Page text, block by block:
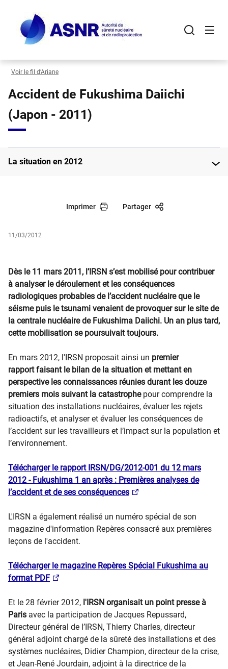
contenu
principal
Voir le fil d’Ariane
Accident de Fukushima Daiichi
(Japon - 2011)
La situation en 2012
Imprimer Partager
11/03/2012
Dès le 11 mars 2011, l’IRSN s’est mobilisé pour contribuer
à analyser le déroulement et les conséquences
radiologiques probables de l’accident nucléaire que le
séisme puis le tsunami venaient de provoquer sur le site de
la centrale nucléaire de Fukushima Daiichi. Un an plus tard,
cette mobilisation se poursuivait toujours.
En mars 2012, l'IRSN proposait ainsi un premier
rapport faisant le bilan de la situation et mettant en
perspective les connaissances réunies durant les douze
premiers mois suivant la catastrophe pour comprendre la
situation des installations nucléaires, évaluer les rejets
radioactifs, et analyser et évaluer les conséquences de
l’accident sur les travailleurs et l’impact sur la population et
l’environnement.
Télécharger le rapport IRSN/DG/2012-001 du 12 mars
2012 - Fukushima 1 an après : Premières analyses de
l’accident et de ses conséquences
L'IRSN a également réalisé un numéro spécial de son
magazine d'information Repères consacré aux premières
leçons de l'accident.
Télécharger le magazine Repères Spécial Fukushima au
format PDF
Et le 28 février 2012, l'IRSN organisait un point presse à
Paris avec la participation de Jacques Repussard,
Directeur général de l’IRSN, Thierry Charles, directeur
général adjoint chargé de la sûreté des installations et des
systèmes nucléaires, Didier Champion, directeur de la crise,
et Jean-René Jourdain, adjoint à la directrice de la